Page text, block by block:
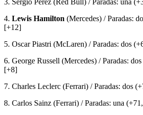
3. Sergio Pérez (Red Bull) / Paradas: una
4. Lewis Hamilton (Mercedes) / Paradas:
[+12]
5. Oscar Piastri (McLaren) / Paradas: dos
6. George Russell (Mercedes) / Paradas:
[+8]
7. Charles Leclerc (Ferrari) / Paradas: dos
8. Carlos Sainz (Ferrari) / Paradas: una